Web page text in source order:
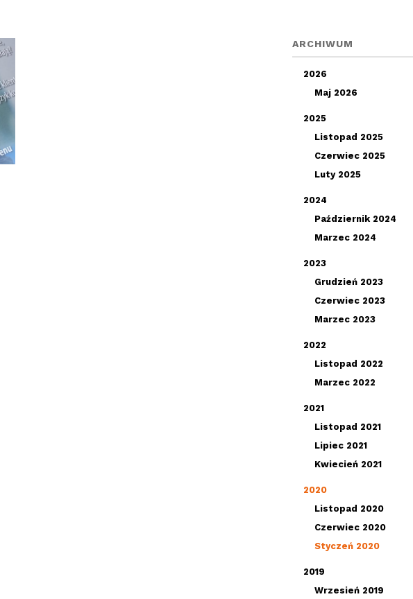
ARCHIWUM
2026
Maj 2026
2025
Listopad 2025
Czerwiec 2025
Luty 2025
2024
Październik 2024
Marzec 2024
2023
Grudzień 2023
Czerwiec 2023
Marzec 2023
2022
Listopad 2022
Marzec 2022
2021
Listopad 2021
Lipiec 2021
Kwiecień 2021
2020
Listopad 2020
Czerwiec 2020
Styczeń 2020
2019
Wrzesień 2019